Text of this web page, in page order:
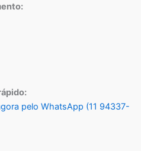
pelo WhatsApp (11 94337-